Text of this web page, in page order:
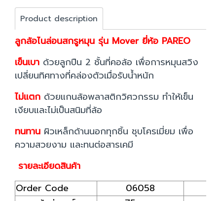
Product description
ลูกล้อไนล่อนสกรูหมุน รุ่น Mover ยี่ห้อ PAREO
เข็นเบา ด้วยลูกปืน 2 ชั้นที่คอล้อ เพื่อการหมุนสวิง
เปลี่ยนทิศทางที่คล่องตัวเมื่อรับน้ำหนัก
ไม่แตก ด้วยแกนล้อพลาสติกวิศวกรรม ทำให้เข็น
เงียบและไม่เป็นสนิมที่ล้อ
ทนทาน ผิวเหล็กด้านนอกทุกชิ้น ชุบโครเมี่ยม เพื่อ
ความสวยงาม และทนต่อสารเคมี
รายละเอียดสินค้า
Order Code
06058